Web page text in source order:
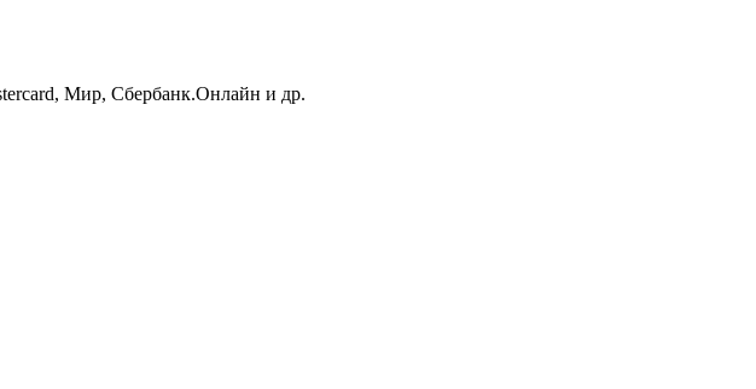
Мир, Сбербанк.Онлайн и др.